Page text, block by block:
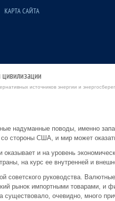
КАРТА САЙТА
источников энергии и
надуманные поводы, именно
стороны США, и мир может
и на уровень
на курс ее внутренней и
советского руководства.
рынок импортными товарами, и
очевидно, много